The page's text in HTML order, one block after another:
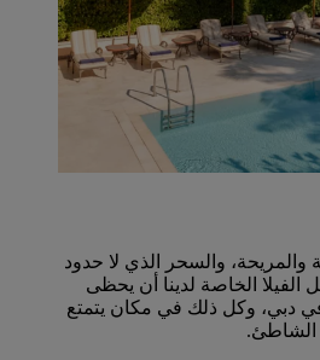
والمريحة، والسحر الذي لا حدود
الفيلا الخاصة لدينا أن يحظى
في دبي، وكل ذلك في مكان يتمتع
الشاطئ.